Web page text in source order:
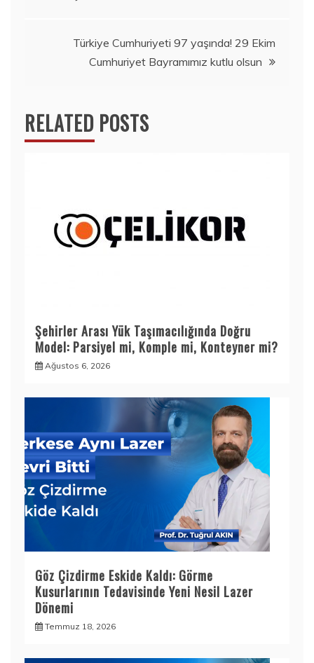
Türkiye Cumhuriyeti 97 yaşında! 29 Ekim
Cumhuriyet Bayramımız kutlu olsun
RELATED POSTS
Şehirler Arası Yük Taşımacılığında Doğru
Model: Parsiyel mi, Komple mi, Konteyner mi?
Ağustos 6, 2026
Göz Çizdirme Eskide Kaldı: Görme
Kusurlarının Tedavisinde Yeni Nesil Lazer
Dönemi
Temmuz 18, 2026